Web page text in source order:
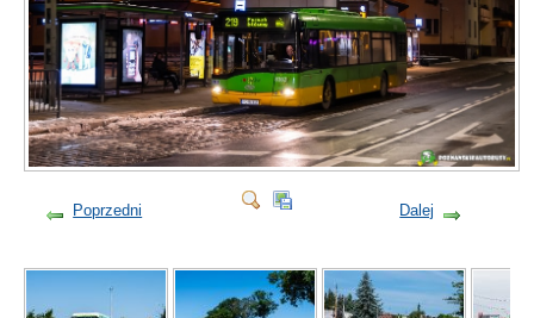
Poprzedni Dalej